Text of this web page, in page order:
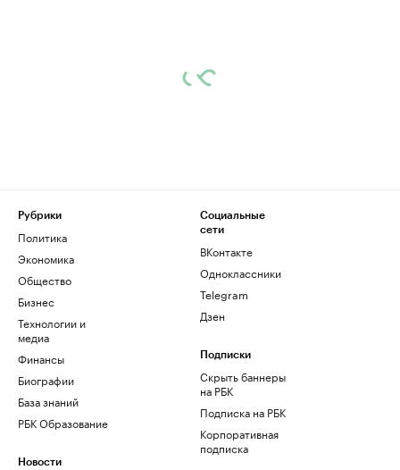
Рубрики
Политика
Экономика
Общество
Бизнес
Технологии и
медиа
Финансы
Биографии
База знаний
РБК Образование
Новости
Социальные
сети
ВКонтакте
Одноклассники
Telegram
Дзен
Подписки
Скрыть баннеры
на РБК
Подписка на РБК
Корпоративная
подписка